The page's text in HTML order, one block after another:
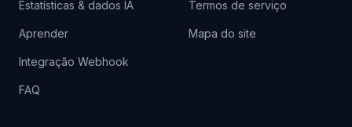
Estatísticas & dados IA
Aprender
Integração Webhook
FAQ
Termos de serviço
Mapa do site